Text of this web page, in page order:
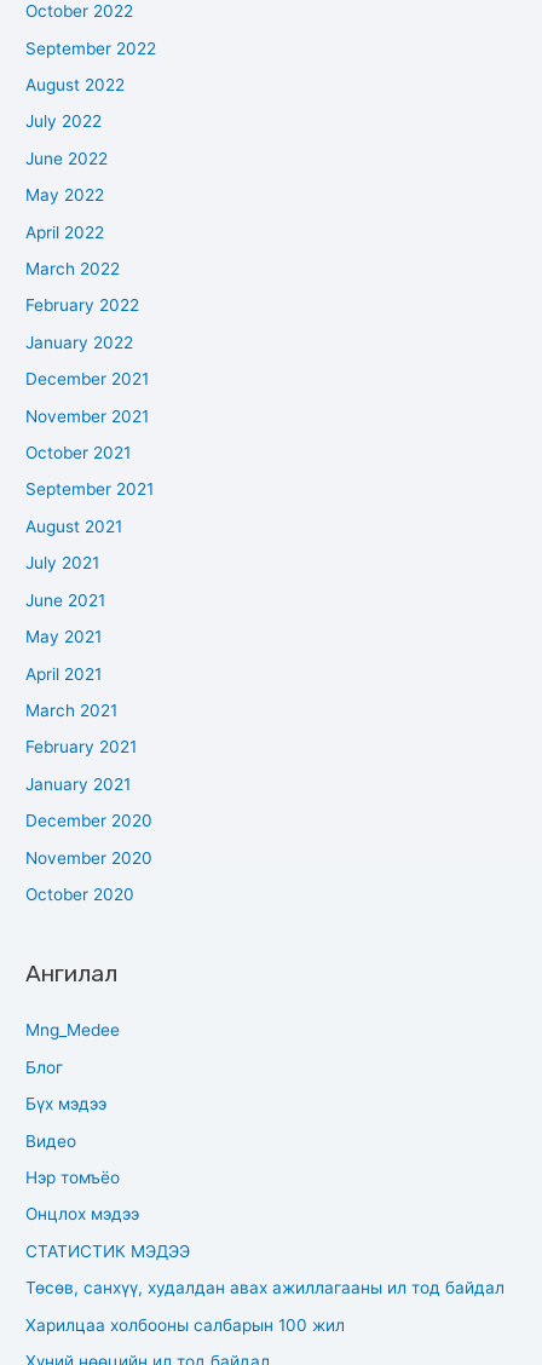
October 2022
September 2022
August 2022
July 2022
June 2022
May 2022
April 2022
March 2022
February 2022
January 2022
December 2021
November 2021
October 2021
September 2021
August 2021
July 2021
June 2021
May 2021
April 2021
March 2021
February 2021
January 2021
December 2020
November 2020
October 2020
Ангилал
Mng_Medee
Блог
Бүх мэдээ
Видео
Нэр томъёо
Онцлох мэдээ
СТАТИСТИК МЭДЭЭ
Төсөв, санхүү, худалдан авах ажиллагааны ил тод байдал
Харилцаа холбооны салбарын 100 жил